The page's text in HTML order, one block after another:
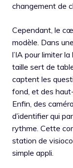
changement de
Cependant, le
modèle. Dans
l’IA pour limiter
taille sert de
captent les
fond, et des
Enfin, des
d’identifier qui
rythme. Cette
station de
simple appli.